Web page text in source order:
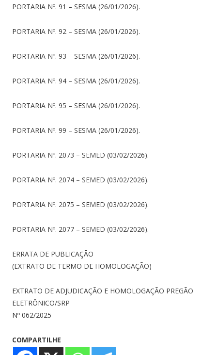
PORTARIA Nº. 91 – SESMA (26/01/2026).
PORTARIA Nº. 92 – SESMA (26/01/2026).
PORTARIA Nº. 93 – SESMA (26/01/2026).
PORTARIA Nº. 94 – SESMA (26/01/2026).
PORTARIA Nº. 95 – SESMA (26/01/2026).
PORTARIA Nº. 99 – SESMA (26/01/2026).
PORTARIA Nº. 2073 – SEMED (03/02/2026).
PORTARIA Nº. 2074 – SEMED (03/02/2026).
PORTARIA Nº. 2075 – SEMED (03/02/2026).
PORTARIA Nº. 2077 – SEMED (03/02/2026).
ERRATA DE PUBLICAÇÃO
(EXTRATO DE TERMO DE HOMOLOGAÇÃO)
EXTRATO DE ADJUDICAÇÃO E HOMOLOGAÇÃO PREGÃO
ELETRÔNICO/SRP
Nº 062/2025
COMPARTILHE